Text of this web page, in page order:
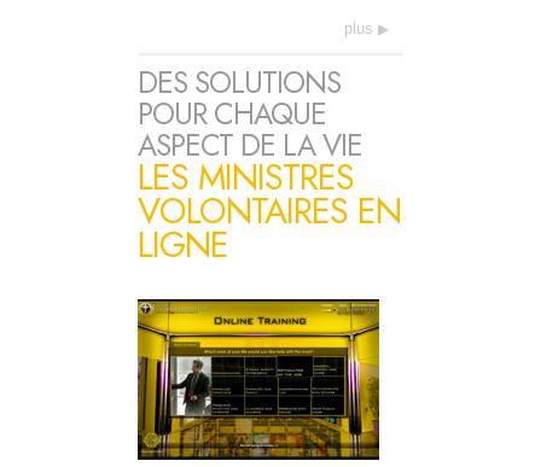
plus
DES SOLUTIONS
POUR CHAQUE
ASPECT DE LA VIE
LES MINISTRES
VOLONTAIRES EN
LIGNE